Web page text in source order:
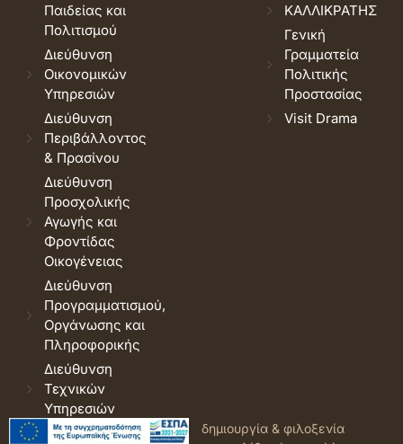
Παιδείας και
Πολιτισμού
Διεύθυνση
Οικονομικών
Υπηρεσιών
Διεύθυνση
Περιβάλλοντος
& Πρασίνου
Διεύθυνση
Προσχολικής
Αγωγής και
Φροντίδας
Οικογένειας
Διεύθυνση
Προγραμματισμού,
Οργάνωσης και
Πληροφορικής
Διεύθυνση
Τεχνικών
Υπηρεσιών
ΚΑΛΛΙΚΡΑΤΗΣ
Γενική
Γραμματεία
Πολιτικής
Προστασίας
Visit Drama
© 2026 Δήμος Δράμας. Όροι
δημιουργία & φιλοξενία